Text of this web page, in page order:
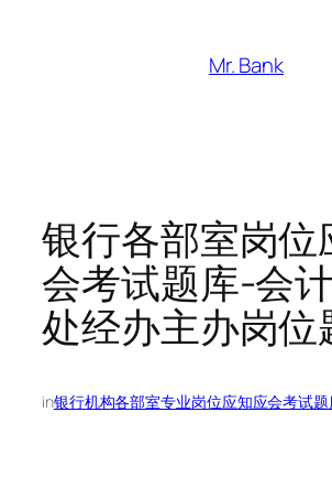
Mr. Bank
银行各部室岗位
会考试题库-会
处经办主办岗位
in银行机构各部室专业岗位应知应会考试